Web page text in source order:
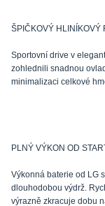
ŠPIČKOVÝ HLINÍKOVÝ
Sportovní drive v
zohlednili snadnou
minimalizaci celkové
PLNÝ VÝKON OD
Výkonná baterie od LG
dlouhodobou výdrž.
výrazně zkracuje dobu